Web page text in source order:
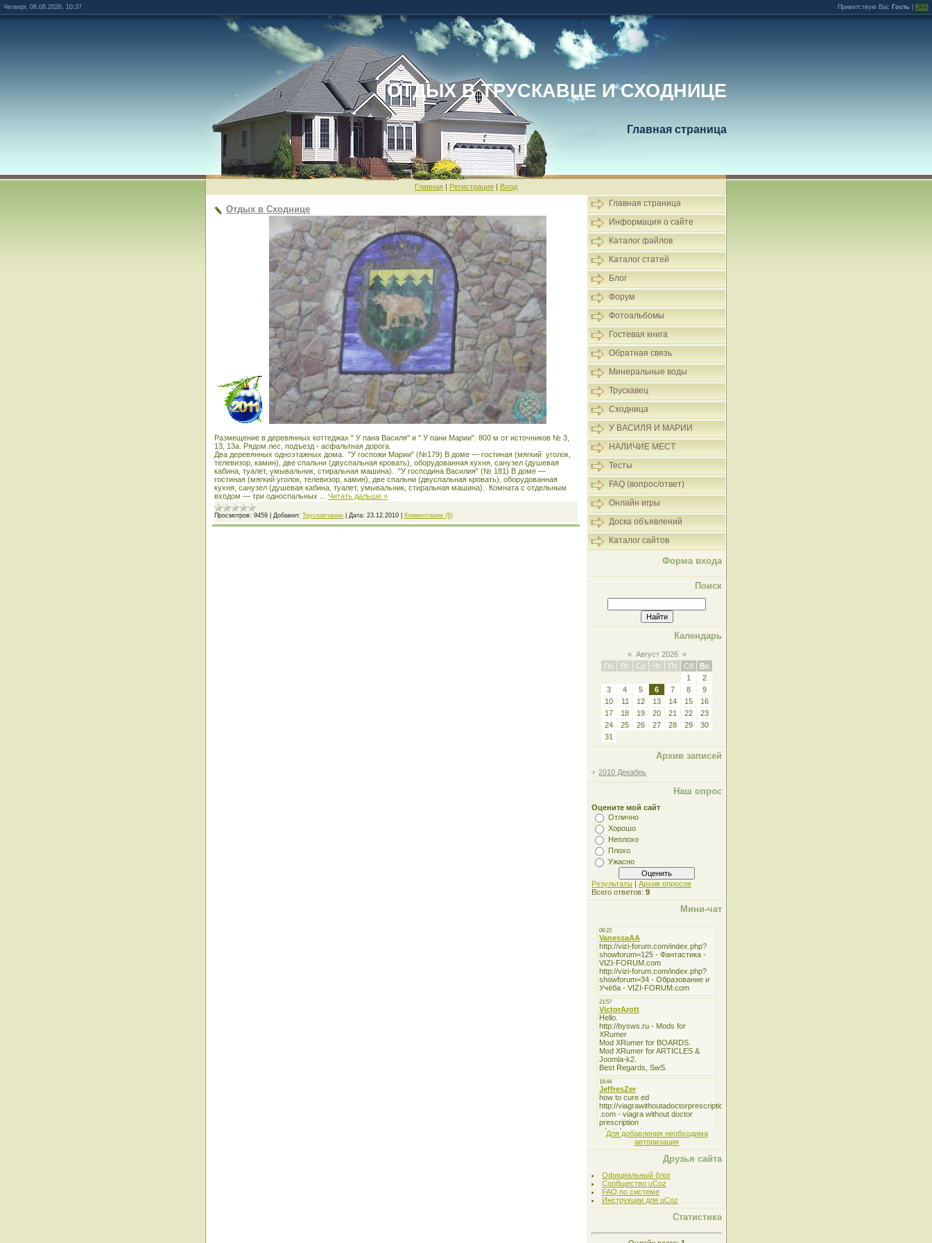
Четверг, 06.08.2026, 10:37 Приветствую Вас Гость RSS
ОТДЫХ В ТРУСКАВЦЕ И СХОДНИЦЕ
Главная страница
Главная | Регистрация | Вход
Отдых в Сходнице
Размещение в деревянных коттеджах " У пана Василя" и " У пани Марии". 800 м от источников № 3,
13, 13а. Рядом лес, подъезд - асфальтная дорога.
Два деревянных одноэтажных дома. "У госпожи Марии" (№179) В доме — гостиная (мягкий уголок,
телевизор, камин), две спальни (двуспальная кровать), оборудованная кухня, санузел (душевая
кабина, туалет, умывальник, стиральная машина). "У господина Василия" (№ 181) В доме —
гостиная (мягкий уголок, телевизор, камин), две спальни (двуспальная кровать), оборудованная
кухня, санузел (душевая кабина, туалет, умывальник, стиральная машина). Комната с отдельным
входом — три односпальных
Читать дальше »
Просмотров: 9459 Добавил: Трускавчанин Дата: 23.12.2010 Комментарии (9)
Главная страница
Информация о сайте
Каталог файлов
Каталог статей
Блог
Форум
Фотоальбомы
Гостевая книга
Обратная связь
Минеральные воды
Трускавец
Сходница
У ВАСИЛЯ И МАРИИ
НАЛИЧИЕ МЕСТ
Тесты
FAQ (вопрос/ответ)
Онлайн игры
Доска объявлений
Каталог сайтов
Форма входа
Поиск
Календарь
« Август 2026 »
Пн
Вт Ср Чт Пт Сб
Вс
1
2
3
4 5 6 7 8
9
10
11 12 13 14 15
16
17
18 19 20 21 22
23
24
25 26 27 28 29
30
31
Архив записей
2010 Декабрь
Наш опрос
Оцените мой сайт
Отлично
Хорошо
Неплохо
Плохо
Ужасно
Результаты | Архив опросов
Всего ответов: 9
Мини-чат
Для добавления необходима
авторизация
Друзья сайта
Официальный блог
Сообщество uCoz
FAQ по системе
Инструкции для uCoz
Статистика